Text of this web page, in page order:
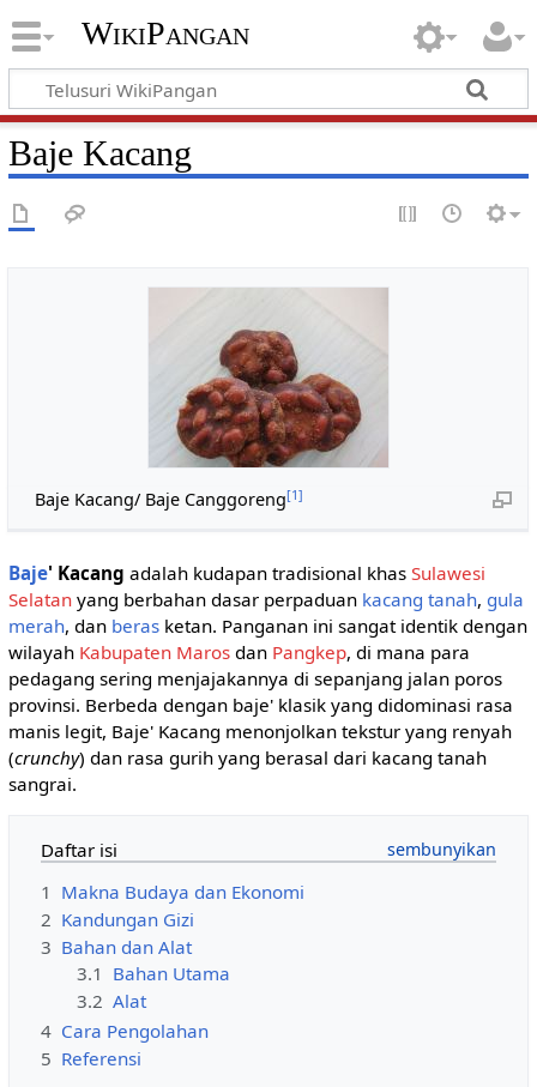
WikiPangan
Baje Kacang
Baje Kacang/ Baje Canggoreng[1]
Baje' Kacang adalah kudapan tradisional khas Sulawesi
Selatanyang berbahan dasar perpaduan kacang tanah, gula
merah, dan berasketan. Panganan ini sangat identik dengan
wilayah Kabupaten Marosdan Pangkep, di mana para
pedagang sering menjajakannya di sepanjang jalan poros
provinsi. Berbeda dengan baje' klasik yang didominasi rasa
manis legit, Baje' Kacang menonjolkan tekstur yang renyah
(crunchy) dan rasa gurih yang berasal dari kacang tanah
sangrai.
Daftar isi
1 Makna Budaya dan Ekonomi
2 Kandungan Gizi
3 Bahan dan Alat
3.1 Bahan Utama
3.2 Alat
4 Cara Pengolahan
5 Referensi